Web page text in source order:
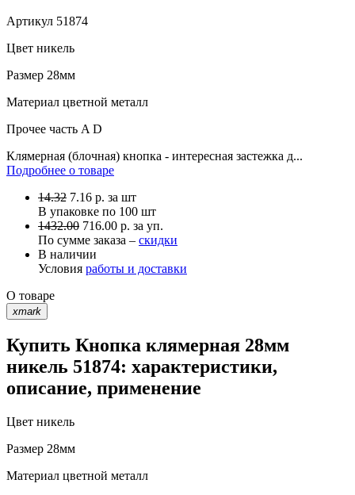
Артикул 51874
Цвет никель
Размер 28мм
Материал цветной металл
Прочее часть A D
Клямерная (блочная) кнопка - интересная застежка д...
Подробнее о товаре
14.32 7.16 р. за шт
В упаковке по 100 шт
1432.00 716.00 р. за уп.
По сумме заказа – скидки
В наличии
Условия работы и доставки
О товаре
xmark
Купить Кнопка клямерная 28мм
никель 51874: характеристики,
описание, применение
Цвет никель
Размер 28мм
Материал цветной металл